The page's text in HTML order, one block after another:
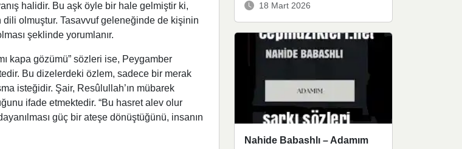
halidir. Bu aşk öyle bir hale gelmiştir ki,
olmuştur. Tasavvuf geleneğinde de kişinin
şeklinde yorumlanır.
kapa gözümü” sözleri ise, Peygamber
Bu dizelerdeki özlem, sadece bir merak
isteğidir. Şair, Resûlullah’ın mübarek
ifade etmektedir. “Bu hasret alev olur
güç bir ateşe dönüştüğünü, insanın
18 Mart 2026
Nahide Babashlı – Adamım